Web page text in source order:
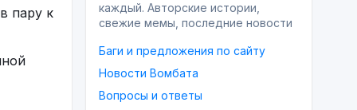
пару к
каждый. Авторские истории,
свежие мемы, последние новости
Баги и предложения по сайту
Новости Вомбата
Вопросы и ответы